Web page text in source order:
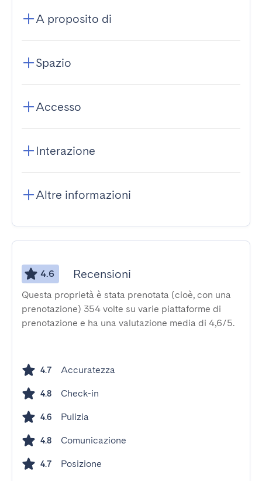
A proposito di
Spazio
Accesso
Interazione
Altre informazioni
4.6 Recensioni
Questa proprietà è stata prenotata (cioè, con una
prenotazione) 354 volte su varie piattaforme di
prenotazione e ha una valutazione media di 4,6/5.
4.7 Accuratezza
4.8 Check-in
4.6 Pulizia
4.8 Comunicazione
4.7 Posizione